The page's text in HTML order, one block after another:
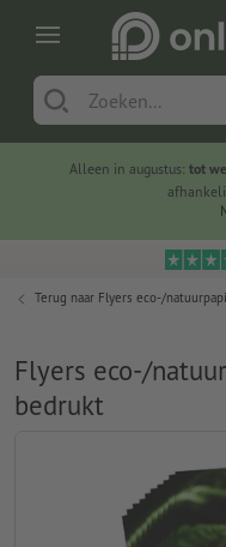
Alleen in augustus: tot
Terug naar Flyers eco-/
Flyers eco-/
bedrukt